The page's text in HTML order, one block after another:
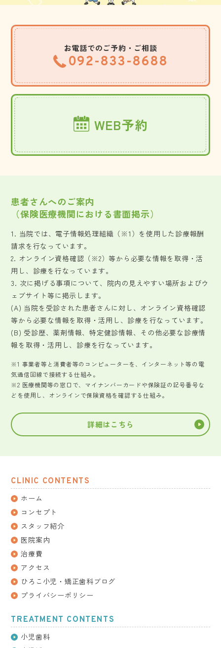
お電話でのご予約・ご相談
092-833-8688
WEB予約
患者さんへのご案内
（保険医療機関における書面掲示）
1. 当院では、電子情報処理組織（※1）を使用した診療報酬
請求を行なっています。
2. オンライン資格確認（※2）等から必要な情報を取得・活
用し、診療を行なっています。
3. 次に掲げる事項について、院内の見えやすい場所およびウ
ェブサイト等に掲示します。
(A) 当院を受診された患者さんに対し、オンライン資格確認
等から必要な情報を取得・活用し、診療を行なっています。
(B) 受診歴、薬剤情報、特定健診情報、その他必要な診療情
報を取得・活用し、診療を行なっています。
※1 事業者等と消費者等のコンピューターを、インターネット等の電
気通信回線で接続する仕組み。
※2 医療機関等の窓口で、マイナンバーカードや保険証の記号番号な
どを使用し、オンラインで保険資格を確認する仕組み。
詳細はこちら
CLINIC CONTENTS
ホーム
コンセプト
スタッフ紹介
医院案内
治療費
アクセス
ひろこ小児・矯正歯科ブログ
プライバシーポリシー
TREATMENT CONTENTS
小児歯科